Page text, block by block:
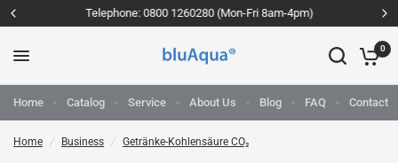
Telephone: 0800 1260280 (Mon-Fri 8am-4pm)
0
Home Catalog Service About Us Blog FAQ Contact
Home / Business / Getränke-Kohlensäure CO₂